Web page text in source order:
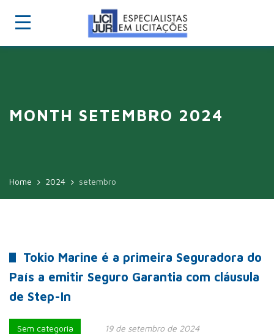
MONTH SETEMBRO 2024
Home 2024 setembro
Tokio Marine é a primeira Seguradora do
País a emitir Seguro Garantia com cláusula
de Step-In
Sem categoria 19 de setembro de 2024